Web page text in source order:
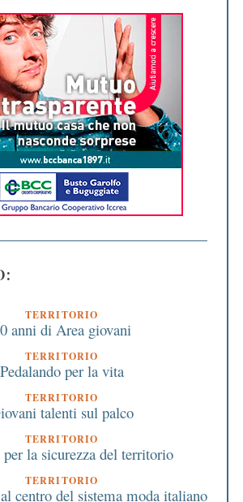
TERRITORIO
anni di Area giovani
TERRITORIO
Pedalando per la vita
TERRITORIO
talenti sul palco
TERRITORIO
per la sicurezza del territorio
TERRITORIO
centro del sistema moda italiano